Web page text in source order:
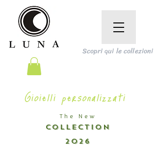
The New
COLLECTION
2026
Scopri qui le collezioni
Gioielli personalizzati